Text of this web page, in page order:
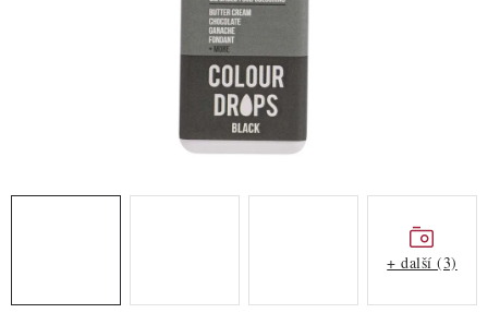
TÉMATICKÉ PRODUKTY
Hodnocení obchodu
Blog
Moje objednávka
+ další (3)